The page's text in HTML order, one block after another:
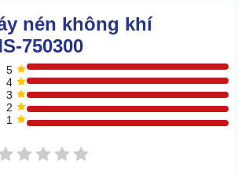
nén không khí
750300
5
4
3
2
1
5 sao
4 sao
3 sao
2 sao
sao